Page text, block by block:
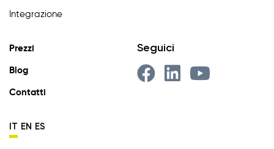
Integrazione
Prezzi
Blog
Contatti
IT EN ES
Seguici